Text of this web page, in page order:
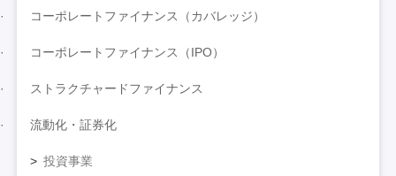
コーポレートファイナンス（カバレッジ）
コーポレートファイナンス（IPO）
ストラクチャードファイナンス
流動化・証券化
投資事業